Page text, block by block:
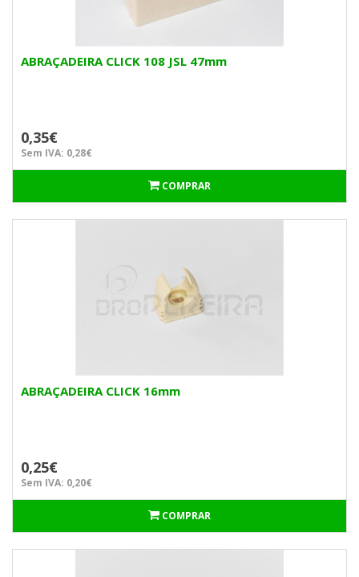
ABRAÇADEIRA CLICK 108 JSL 47mm
0,35€
Sem IVA: 0,28€
COMPRAR
ABRAÇADEIRA CLICK 16mm
0,25€
Sem IVA: 0,20€
COMPRAR